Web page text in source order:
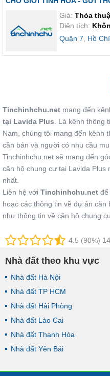
Giá: Thỏa
Diện tích:
Quận 7
Hồ
Tinchinhchu.net mang đến
tại Lavida Plus . Là kênh thông
Nam, chúng tôi mang đến kênh
cần bán và người có nhu cầu
Tinchinhchu.net sẽ mang đến
căn hộ chung cư tại Lavida Plus
nhất.
Liên hệ với Tinchinhchu.net để
hoạc các thông tin về dự án căn
như thông tin về căn hộ chung
4.5 (90%)
Nhà đất theo khu vực
Nhà đất Hà Nội
Nhà đất TP HCM
Nhà đất Hải Phòng
Nhà đất Lào Cai
Nhà đất Thanh Hóa
Nhà đất Yên Bái